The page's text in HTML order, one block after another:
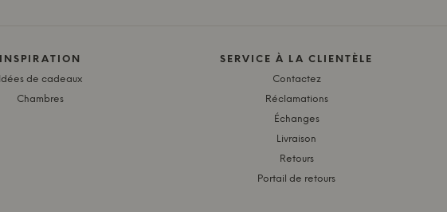
INSPIRATION
Idées de cadeaux
Chambres
SERVICE À LA CLIENTÈLE
Contactez
Réclamations
Échanges
Livraison
Retours
Portail de retours